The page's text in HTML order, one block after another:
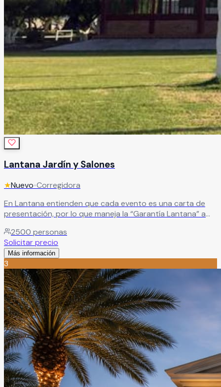
Lantana Jardín y Salones
★Nuevo•Corregidora
En Lantana entienden que cada evento es una carta de
presentación, por lo que maneja la “Garantía Lantana” a
disposición de los novios todo su personal certificado,
correspondiendo la confianza de poner en sus manos tan
importante evento en sus vidas.
2500 personas
Solicitar precio
Más información
3